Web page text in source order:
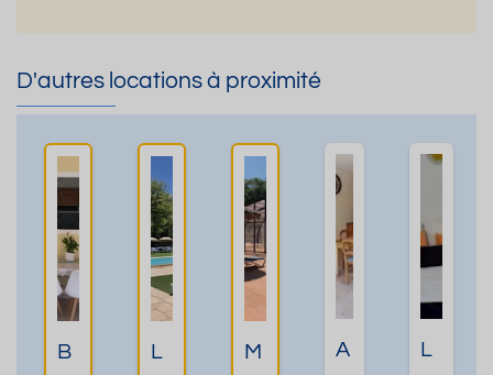
D'autres locations à proximité
B
L
M
A
L